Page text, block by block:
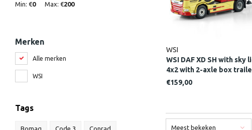
Min: €0 Max: €200
Merken
Alle merken
WSI
Tags
Bomag Code 3 Conrad
WSI
WSI DAF XD SH with sky
4x2 with 2-axle box
€159,00
Meest bekeken